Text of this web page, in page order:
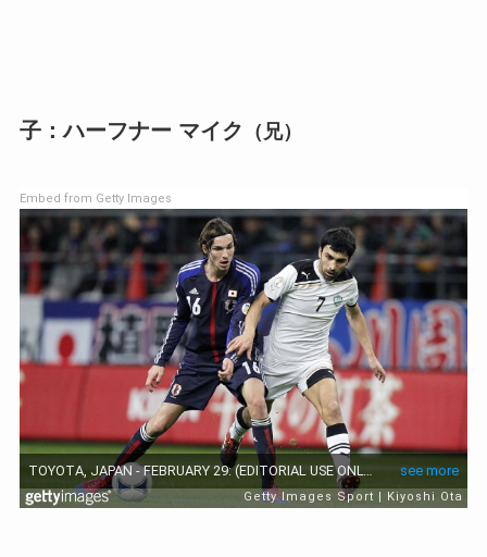
子：ハーフナー マイク （兄）
Embed from Getty Images